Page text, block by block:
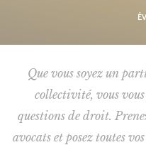
Que vous soyez un
collectivité, vous vous
questions de droit.
avocats et posez toutes